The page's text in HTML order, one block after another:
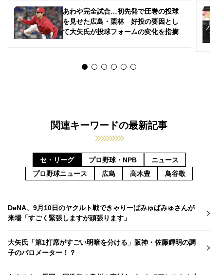
あわや完全試合…初先発で圧巻の投球
を見せた広島・栗林 好投の要因とし
て大矢氏が投球フォームの変化を指摘
関連キーワードの最新記事
セ・リーグ プロ野球・NPB
ニュース
プロ野球ニュース
広島 高木豊 鳥谷敬
DeNA、9月10日のヤクルト戦できゃりーぱみゅぱみゅさんが
来場「すごく緊張しますが頑張ります」
大矢氏「第1打席がすごい明暗を分ける」阪神・佐藤輝明の調
子のバロメーター！？